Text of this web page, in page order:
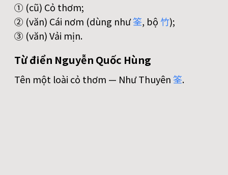
① (cũ) Cỏ thơm;
② (văn) Cái nơm (dùng như筌, bộ 竹);
③ (văn) Vải mịn.
Từ điển Nguyễn Quốc Hùng
Tên một loài cỏ thơm — Như Thuyên 筌.